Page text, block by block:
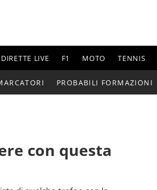
DIRETTE LIVE F1 MOTO TENNIS
PROBABILI FORMAZIONI
con questa